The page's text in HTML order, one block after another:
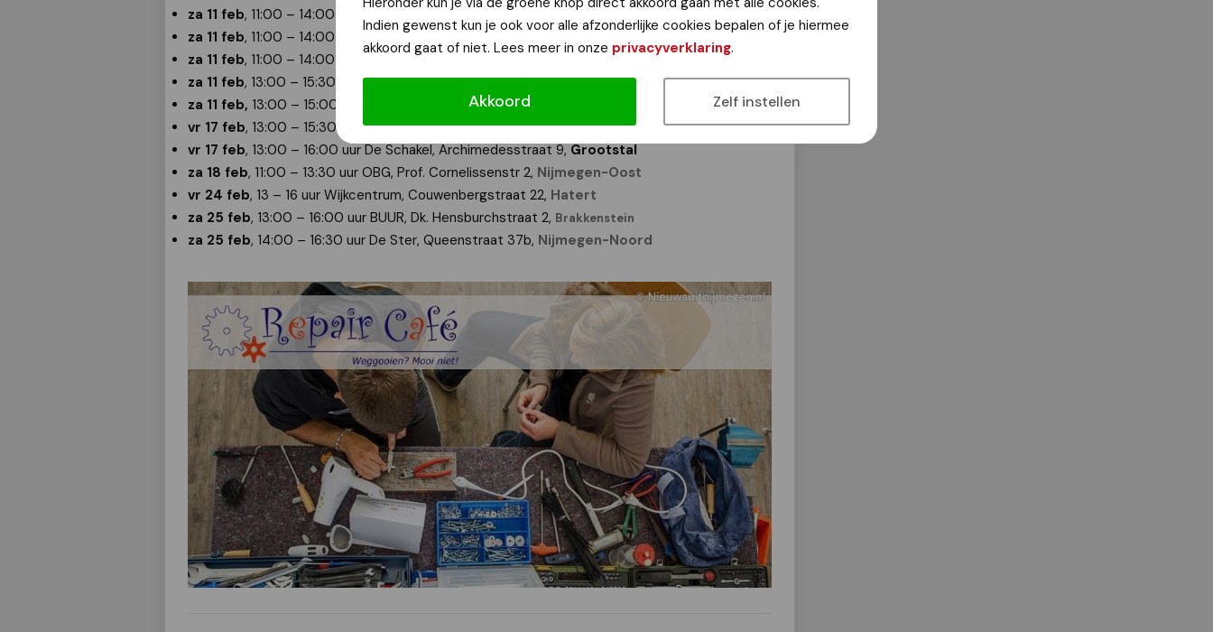
Indien gewenst kun je ook voor alle afzonderlijke cookies bepalen of je hiermee
akkoord gaat of niet. Lees meer in onze privacyverklaring.
Akkoord Zelf instellen
za 11 feb, 11:00 – 14:00 uur Kulturhus, Roerdompstr 6,
za 11 feb, 11:00 – 14:00 uur Creatief Centrum, Tolhuis 44-44,
Dukenburg
za 11 feb, 11:00 – 14:00 uur Wijkatelier, Zellersacker 10-03, Lindenholt
za 11 feb, 13:00 – 15:30 uur De Kentering, Limoslaan 10.Hengstdal
za 11 feb, 13:00 – 15:00 uur Inloop Op de Paap, De Paap 1,
vr 17 feb, 13:00 – 15:30 uur Huis v. Com- passie, Vlietstraat 20b,Waterkwartier
vr 17 feb, 13:00 – 16:00 uur De Schakel, Archimedesstraat 9, Grootstal
za 18 feb, 11:00 – 13:30 uur OBG, Prof. Cornelissenstr 2, Nijmegen-Oost
vr 24 feb, 13 – 16 uur Wijkcentrum, Couwenbergstraat 22, Hatert
za 25 feb, 13:00 – 16:00 uur BUUR, Dk. Hensburchstraat 2, Brakkenstein
za 25 feb, 14:00 – 16:30 uur De Ster, Queenstraat 37b, Nijmegen-Noord